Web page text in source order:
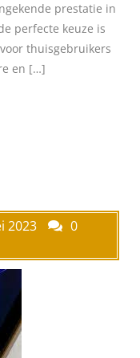
prestatie in
perfecte keuze is
thuisgebruikers
en […]
2023
0